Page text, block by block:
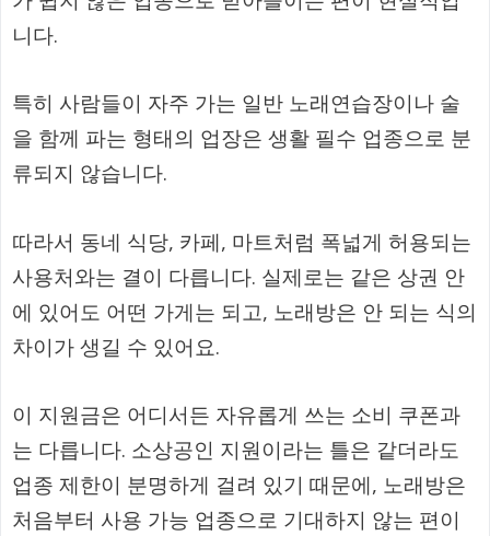
니다.
특히 사람들이 자주 가는 일반 노래연습장이나 술
을 함께 파는 형태의 업장은 생활 필수 업종으로 분
류되지 않습니다.
따라서 동네 식당, 카페, 마트처럼 폭넓게 허용되는
사용처와는 결이 다릅니다. 실제로는 같은 상권 안
에 있어도 어떤 가게는 되고, 노래방은 안 되는 식의
차이가 생길 수 있어요.
이 지원금은 어디서든 자유롭게 쓰는 소비 쿠폰과
는 다릅니다. 소상공인 지원이라는 틀은 같더라도
업종 제한이 분명하게 걸려 있기 때문에, 노래방은
처음부터 사용 가능 업종으로 기대하지 않는 편이